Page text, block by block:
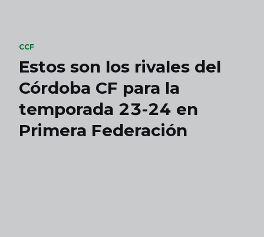
CCF
Estos son los rivales del
Córdoba CF para la
temporada 23-24 en
Primera Federación